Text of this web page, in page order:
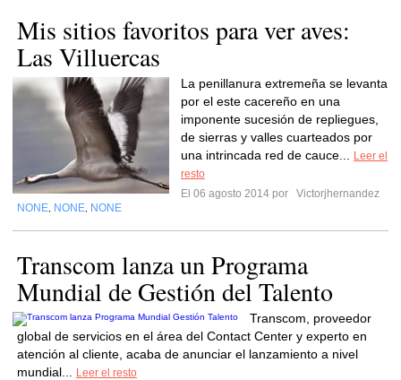
Mis sitios favoritos para ver aves:
Las Villuercas
La penillanura extremeña se levanta
por el este cacereño en una
imponente sucesión de repliegues,
de sierras y valles cuarteados por
una intrincada red de cauce...
Leer el
resto
El 06 agosto 2014 por
Victorjhernandez
NONE NONE NONE
Transcom lanza un Programa
Mundial de Gestión del Talento
Transcom, proveedor
global de servicios en el área del Contact Center y experto en
atención al cliente, acaba de anunciar el lanzamiento a nivel
mundial...
Leer el resto